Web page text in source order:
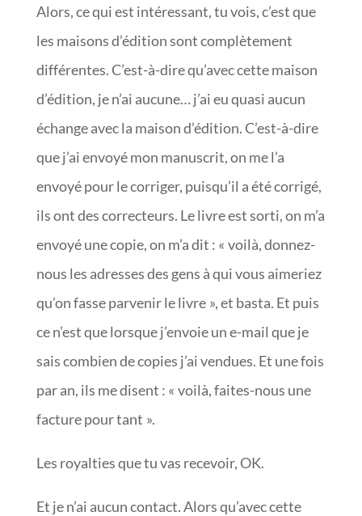
Alors, ce qui est intéressant, tu vois, c’est que
les maisons d’édition sont complètement
différentes. C’est-à-dire qu’avec cette maison
d’édition, je n’ai aucune… j’ai eu quasi aucun
échange avec la maison d’édition. C’est-à-dire
que j’ai envoyé mon manuscrit, on me l’a
envoyé pour le corriger, puisqu’il a été corrigé,
ils ont des correcteurs. Le livre est sorti, on m’a
envoyé une copie, on m’a dit : « voilà, donnez-
nous les adresses des gens à qui vous aimeriez
qu’on fasse parvenir le livre », et basta. Et puis
ce n’est que lorsque j’envoie un e-mail que je
sais combien de copies j’ai vendues. Et une fois
par an, ils me disent : « voilà, faites-nous une
facture pour tant ».
Les royalties que tu vas recevoir, OK.
Et je n’ai aucun contact. Alors qu’avec cette